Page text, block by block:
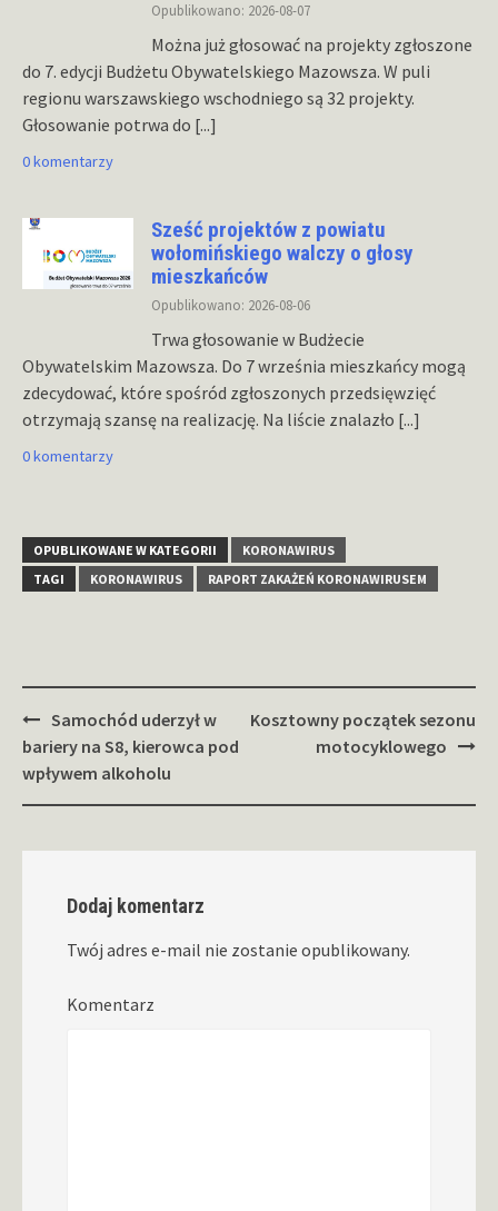
Opublikowano: 2026-08-07
Można już głosować na projekty zgłoszone
do 7. edycji Budżetu Obywatelskiego Mazowsza. W puli
regionu warszawskiego wschodniego są 32 projekty.
Głosowanie potrwa do [...]
0 komentarzy
Sześć projektów z powiatu
wołomińskiego walczy o głosy
mieszkańców
Opublikowano: 2026-08-06
Trwa głosowanie w Budżecie
Obywatelskim Mazowsza. Do 7 września mieszkańcy mogą
zdecydować, które spośród zgłoszonych przedsięwzięć
otrzymają szansę na realizację. Na liście znalazło [...]
0 komentarzy
OPUBLIKOWANE W KATEGORII
KORONAWIRUS
TAGI
KORONAWIRUS RAPORT ZAKAŻEŃ KORONAWIRUSEM
Zobacz
wpisy
Samochód uderzył w
bariery na S8, kierowca pod
wpływem alkoholu
Kosztowny początek sezonu
motocyklowego
Dodaj komentarz
Twój adres e-mail nie zostanie opublikowany.
Komentarz